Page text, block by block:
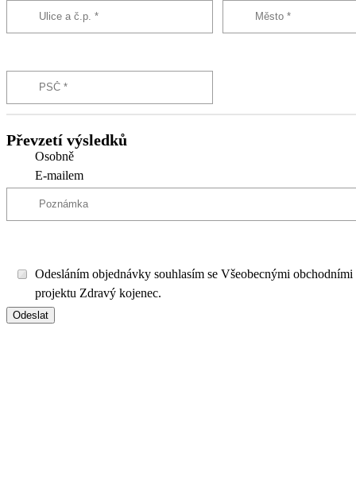
Převzetí výsledků
Osobně
E-mailem
Odesláním objednávky souhlasím se Všeobecnými
projektu Zdravý kojenec.